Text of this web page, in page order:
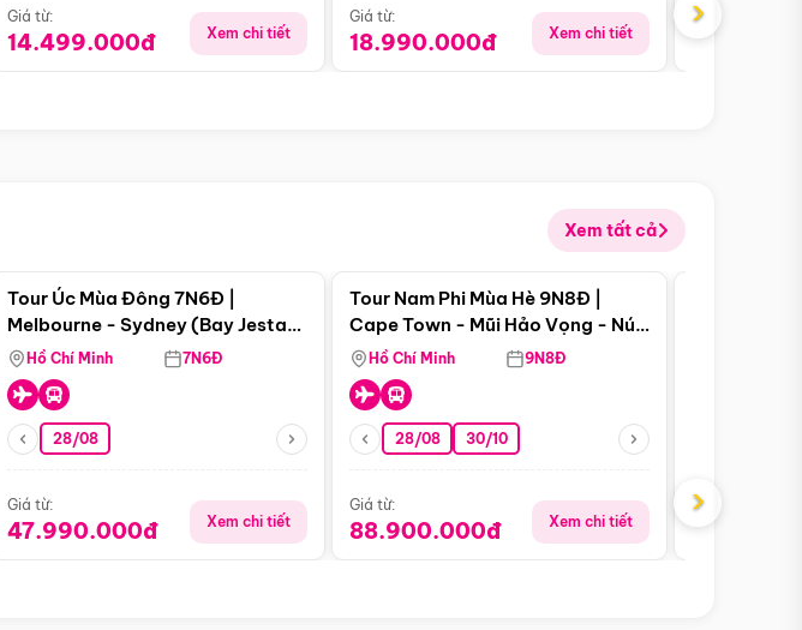
Giá từ:
14.499.000đ Xem chi tiết
Giá từ:
18.990.000đ Xem chi tiết
Giá từ:
›
Xem tất cả
Tour Úc Mùa Đông 7N6Đ |
Melbourne - Sydney (Bay Jestar
Airways)
Hồ Chí Minh 7N6Đ
28/08
Giá từ:
47.990.000đ Xem chi tiết
Điểm nổi bật
Tour Nam Phi Mùa Hè 9N8Đ |
Cape Town - Mũi Hảo Vọng - Núi
Bàn - Johannesburg - Pretoria -
Safari - Lodge
Hồ Chí Minh 9N8Đ
28/08 30/10
Giá từ:
88.900.000đ Xem chi tiết
Giá từ:
›